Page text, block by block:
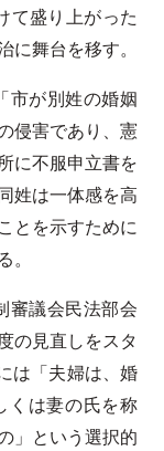
て盛り上がった
舞台を移す。
市が別姓の婚姻
侵害であり、憲
に不服申立書を
姓は一体感を高
とを示すために
審議会民法部会
の見直しをスタ
は「夫婦は、婚
くは妻の氏を称
」という選択的